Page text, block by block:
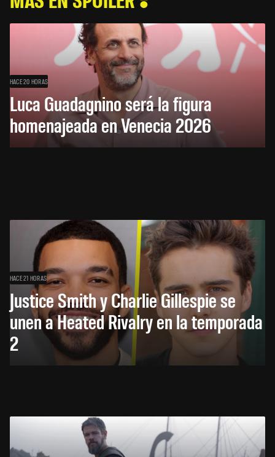
HACE 20 HORAS
Luca Guadagnino será la figura
homenajeada en Venecia 2026
HACE 21 HORAS
Justice Smith y Charlie Gillespie se
unen a Heated Rivalry en la temporada
2